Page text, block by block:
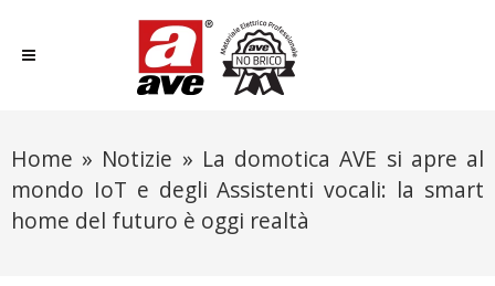
Home » Notizie » La domotica AVE si apre al
mondo IoT e degli Assistenti vocali: la smart
home del futuro è oggi realtà